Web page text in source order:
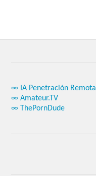
∞ IA Penetración Remota
∞ Amateur.TV
∞ ThePornDude